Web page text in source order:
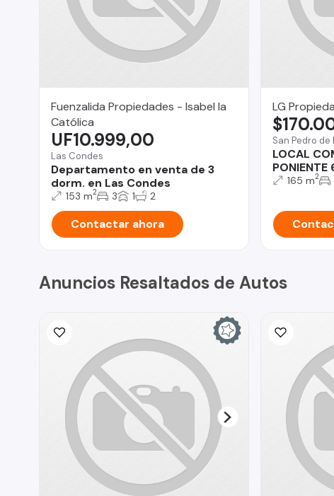
Fuenzalida Propiedades - Isabel la
Católica
Las Condes
Departamento en venta de 3
dorm. en Las Condes
UF10.999,00
153 m2 3 1 2
Contactar ahora
LG
San Pedro de
LOCAL
PONIENTE
165 m2
Anuncios Resaltados de Autos